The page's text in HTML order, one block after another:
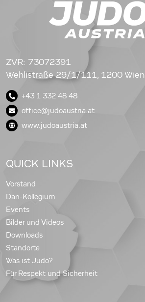
ZVR: 73072391
Wehlistraße 29/1/111, 1200 Wien
+43 1 332 48 48
office@judoaustria.at
www.judoaustria.at
QUICK LINKS
Vorstand
Dan-Kollegium
Events
Bilder und Videos
Downloads
Standorte
Was ist Judo?
Für Respekt und Sicherheit